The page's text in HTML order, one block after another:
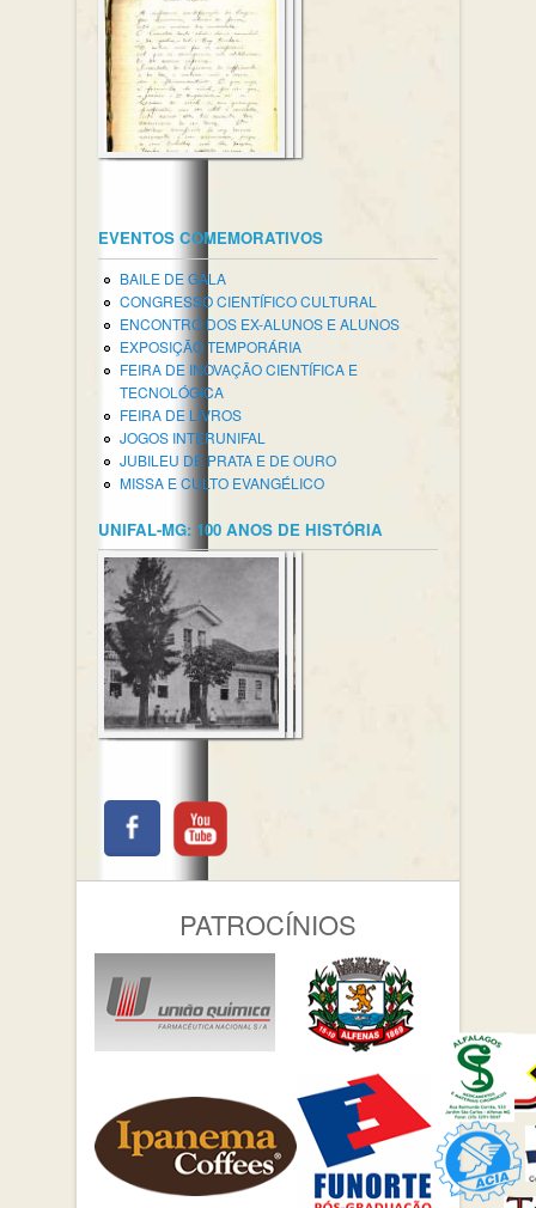
EVENTOS COMEMORATIVOS
BAILE DE GALA
CONGRESSO CIENTÍFICO CULTURAL
ENCONTRO DOS EX-ALUNOS E ALUNOS
EXPOSIÇÃO TEMPORÁRIA
FEIRA DE INOVAÇÃO CIENTÍFICA E
TECNOLÓGICA
FEIRA DE LIVROS
JOGOS INTERUNIFAL
JUBILEU DE PRATA E DE OURO
MISSA E CULTO EVANGÉLICO
UNIFAL-MG: 100 ANOS DE HISTÓRIA
PATROCÍNIOS